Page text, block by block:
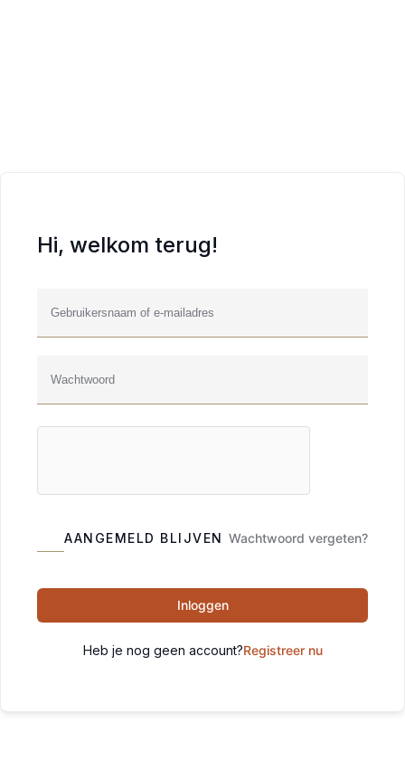
Hi, welkom terug!
AANGEMELD BLIJVEN Wachtwoord vergeten?
Inloggen
Heb je nog geen account?Registreer nu